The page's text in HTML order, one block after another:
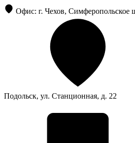
Офис: г. Чехов, Симферопольское
Подольск, ул. Станционная, д. 22